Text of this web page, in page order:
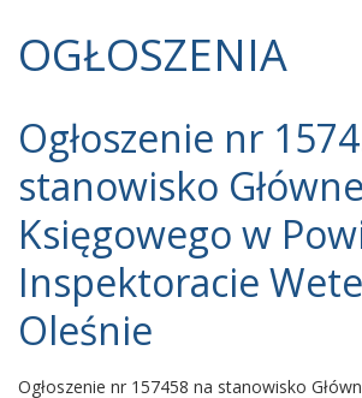
OGŁOSZENIA
Ogłoszenie nr
stanowisko
Księgowego w
Inspektoracie
Oleśnie
Ogłoszenie nr 157458 na stanowisko